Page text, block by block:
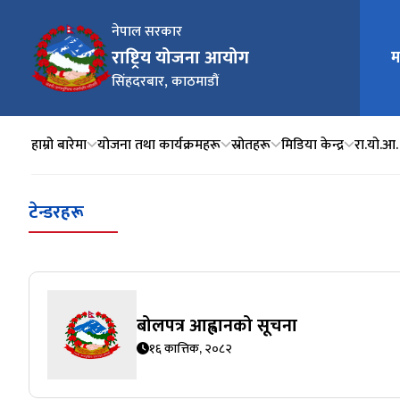
नेपाल सरकार
राष्ट्रिय योजना आयोग
सिंहदरबार, काठमाडौं
मुख्य
हाम्रो बारेमा योजना तथा कार्यक्रमहरू स्रोतहरू मिडिया केन्द्र
टेन्डरहरू
बोलपत्र आह्वानको सूचना
१६ कात्तिक, २०८२